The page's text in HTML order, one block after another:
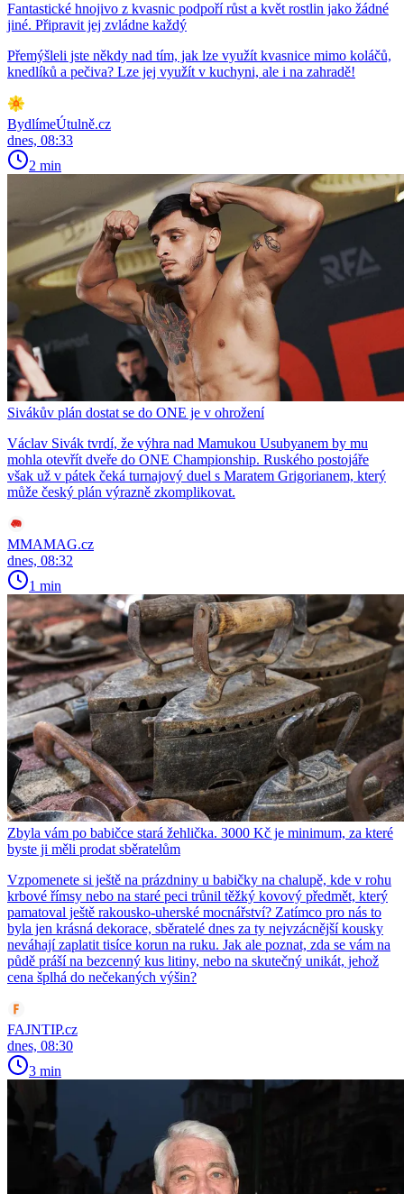
Fantastické hnojivo z kvasnic podpoří růst a květ rostlin jako žádné
jiné. Připravit jej zvládne každý
Přemýšleli jste někdy nad tím, jak lze využít kvasnice mimo koláčů,
knedlíků a pečiva? Lze jej využít v kuchyni, ale i na zahradě!
BydlímeÚtulně.cz
dnes, 08:33
2 min
Sivákův plán dostat se do ONE je v ohrožení
Václav Sivák tvrdí, že výhra nad Mamukou Usubyanem by mu
mohla otevřít dveře do ONE Championship. Ruského postojáře
však už v pátek čeká turnajový duel s Maratem Grigorianem, který
může český plán výrazně zkomplikovat.
MMAMAG.cz
dnes, 08:32
1 min
Zbyla vám po babičce stará žehlička. 3000 Kč je minimum, za které
byste ji měli prodat sběratelům
Vzpomenete si ještě na prázdniny u babičky na chalupě, kde v rohu
krbové římsy nebo na staré peci trůnil těžký kovový předmět, který
pamatoval ještě rakousko-uherské mocnářství? Zatímco pro nás to
byla jen krásná dekorace, sběratelé dnes za ty nejvzácnější kousky
neváhají zaplatit tisíce korun na ruku. Jak ale poznat, zda se vám na
půdě práší na bezcenný kus litiny, nebo na skutečný unikát, jehož
cena šplhá do nečekaných výšin?
FAJNTIP.cz
dnes, 08:30
3 min